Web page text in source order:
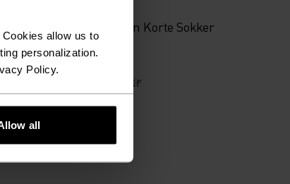
allow us to
personalization.
Policy.
all
Performance Run Korte Sokker
199,00 kr
Sommersalg